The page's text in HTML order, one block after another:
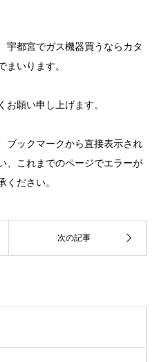
宇都宮でガス機器買うならカタ
まいります。
お願い申し上げます。
ブックマークから直接表示され
、これまでのページでエラーが
ください。